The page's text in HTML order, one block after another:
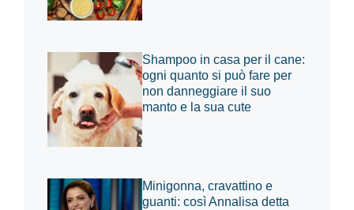
Shampoo in casa per il cane:
ogni quanto si può fare per
non danneggiare il suo
manto e la sua cute
Minigonna, cravattino e
guanti: così Annalisa detta